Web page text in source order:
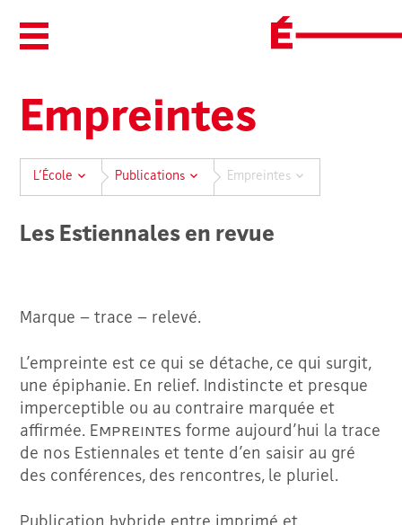
Ouvrir/Fermer le menu
Empreintes
L’École Publications Empreintes
Les Estiennales en revue
Marque – trace – relevé.
L’empreinte est ce qui se détache, ce qui surgit,
une épiphanie. En relief. Indistincte et presque
imperceptible ou au contraire marquée et
affirmée. Empreintes forme aujourd’hui la trace
de nos Estiennales et tente d’en saisir au gré
des conférences, des rencontres, le pluriel.